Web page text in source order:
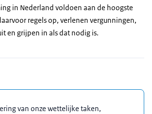
in Nederland voldoen aan de hoogste
regels op, verlenen vergunningen,
en grijpen in als dat nodig is.
van onze wettelijke taken,